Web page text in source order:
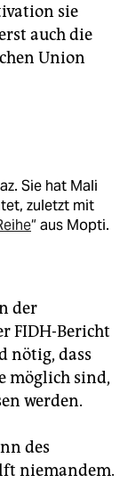
sie
auch die
Union
Sie hat Mali
zuletzt mit
“ aus Mopti.
der
FIDH-Bericht
nötig, dass
möglich sind,
werden.
des
niemandem.